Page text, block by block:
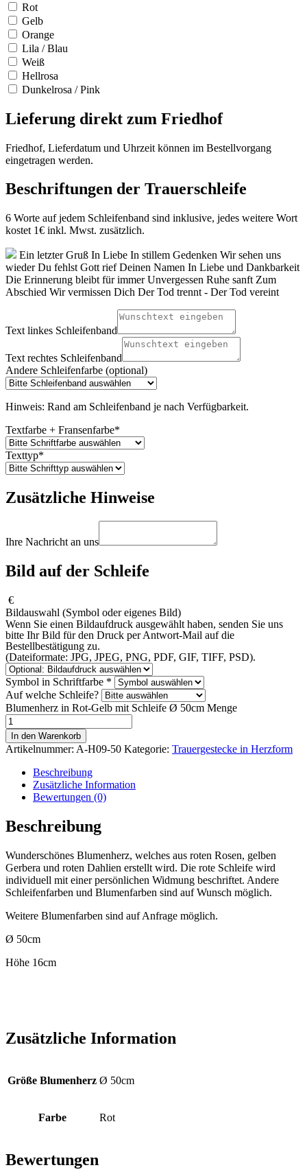
Rot
Gelb
Orange
Lila / Blau
Weiß
Hellrosa
Dunkelrosa / Pink
Lieferung direkt zum Friedhof
Friedhof, Lieferdatum und Uhrzeit können im Bestellvorgang
eingetragen werden.
Beschriftungen der Trauerschleife
6 Worte auf jedem Schleifenband sind inklusive, jedes weitere Wort
kostet 1€ inkl. Mwst. zusätzlich.
Ein letzter Gruß In Liebe In stillem Gedenken Wir sehen uns
wieder Du fehlst Gott rief Deinen Namen In Liebe und Dankbarkeit
Die Erinnerung bleibt für immer Unvergessen Ruhe sanft Zum
Abschied Wir vermissen Dich Der Tod trennt - Der Tod vereint
Text linkes Schleifenband
Text rechtes Schleifenband
Andere Schleifenfarbe (optional)
Hinweis: Rand am Schleifenband je nach Verfügbarkeit.
Textfarbe + Fransenfarbe*
Texttyp*
Zusätzliche Hinweise
Ihre Nachricht an uns
Bild auf der Schleife
€
Bildauswahl (Symbol oder eigenes Bild)
Wenn Sie einen Bildaufdruck ausgewählt haben, senden Sie uns
bitte Ihr Bild für den Druck per Antwort-Mail auf die
Bestellbestätigung zu.
(Dateiformate: JPG, JPEG, PNG, PDF, GIF, TIFF, PSD).
Symbol in Schriftfarbe *
Auf welche Schleife?
Blumenherz in Rot-Gelb mit Schleife Ø 50cm Menge
In den Warenkorb
Artikelnummer: A-H09-50 Kategorie: Trauergestecke in Herzform
Beschreibung
Zusätzliche Information
Bewertungen (0)
Beschreibung
Wunderschönes Blumenherz, welches aus roten Rosen, gelben
Gerbera und roten Dahlien erstellt wird. Die rote Schleife wird
individuell mit einer persönlichen Widmung beschriftet. Andere
Schleifenfarben und Blumenfarben sind auf Wunsch möglich.
Weitere Blumenfarben sind auf Anfrage möglich.
Ø 50cm
Höhe 16cm
Zusätzliche Information
Größe Blumenherz Ø 50cm
Farbe Rot
Bewertungen